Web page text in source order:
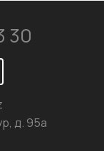
30
д. 95а